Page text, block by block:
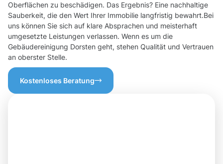
Oberflächen zu beschädigen. Das Ergebnis? Eine nachhaltige
Sauberkeit, die den Wert Ihrer Immobilie langfristig bewahrt.Bei
uns können Sie sich auf klare Absprachen und meisterhaft
umgesetzte Leistungen verlassen. Wenn es um die
Gebäudereinigung Dorsten geht, stehen Qualität und Vertrauen
an oberster Stelle.
Kostenloses Beratung